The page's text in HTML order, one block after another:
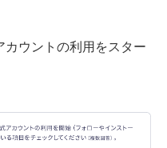
ウントの利用をスター